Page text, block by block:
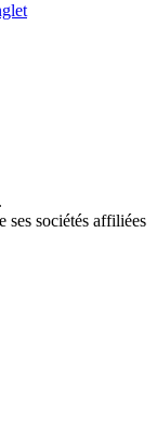
ses sociétés affiliées